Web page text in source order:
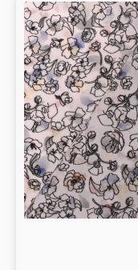
Raso
sintetico
fantasia
floreale